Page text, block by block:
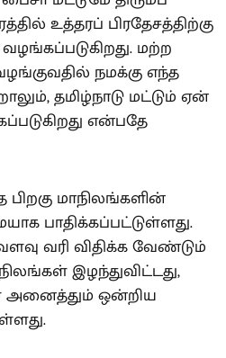
உத்தரப் பிரதேசத்திற்கு
வழங்கப்படுகிறது. மற்ற
நமக்கு எந்த
தமிழ்நாடு மட்டும் ஏன்
என்பதே
பிறகு மாநிலங்களின்
பாதிக்கப்பட்டுள்ளது.
வரி விதிக்க வேண்டும்
இழந்துவிட்டது,
அனைத்தும் ஒன்றிய